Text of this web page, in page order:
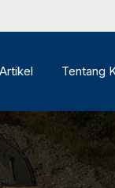
Artikel Tentang